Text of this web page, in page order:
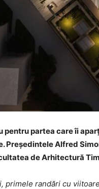
pentru partea care îi
Președintele Alfred
de Arhitectură
primele randări cu